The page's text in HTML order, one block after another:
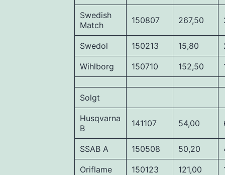
Swedish
Match
150807 267,50
Swedol 150213 15,80
Wihlborg 150710 152,50
Solgt
Husqvarna
B
141107 54,00
SSAB A 150508 50,20
Oriflame 150123 121,00